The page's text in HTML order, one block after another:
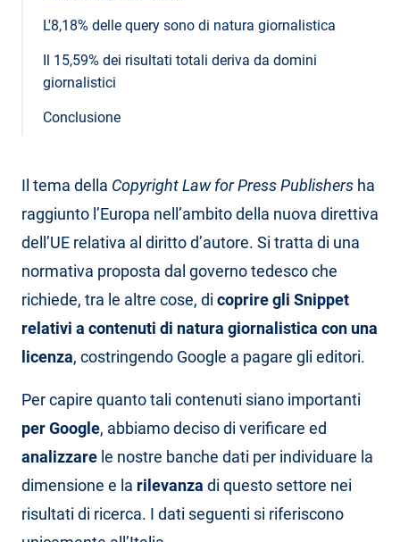
L'8,18% delle query sono di natura giornalistica
Il 15,59% dei risultati totali deriva da domini
giornalistici
Conclusione
Il tema della Copyright Law for Press Publishers ha
raggiunto l’Europa nell’ambito della nuova direttiva
dell’UE relativa al diritto d’autore. Si tratta di una
normativa proposta dal governo tedesco che
richiede, tra le altre cose, di coprire gli Snippet
relativi a contenuti di natura giornalistica con una
licenza, costringendo Google a pagare gli editori.
Per capire quanto tali contenuti siano importanti
per Google, abbiamo deciso di verificare ed
analizzare le nostre banche dati per individuare la
dimensione e la rilevanza di questo settore nei
risultati di ricerca. I dati seguenti si riferiscono